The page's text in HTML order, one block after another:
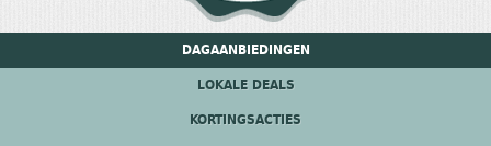
DAGAANBIEDINGEN
LOKALE DEALS
KORTINGSACTIES